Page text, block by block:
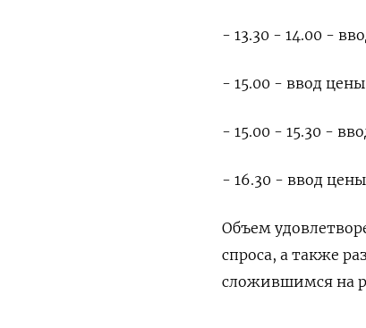
- 13.30 - 14.00 -
- 15.00 - ввод
- 15.00 - 15.30 -
- 16.30 - ввод
Объем
спроса, а также
сложившимся на